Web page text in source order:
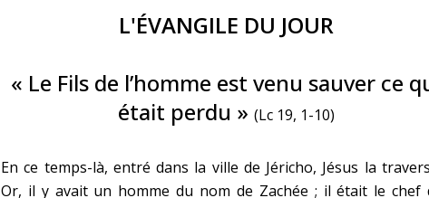
L'ÉVANGILE DU JOUR
« Le Fils de l’homme est venu sauver ce
était perdu » (Lc 19, 1-10)
En ce temps-là, entré dans la ville de Jéricho, Jésus la
Or, il y avait un homme du nom de Zachée ; il était le chef